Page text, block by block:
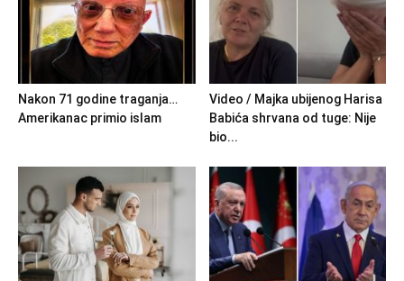
Nakon 71 godine traganja…
Amerikanac primio islam
Video / Majka ubijenog Harisa
Babića shrvana od tuge: Nije
bio...